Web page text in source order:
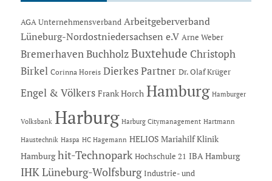
AGA Unternehmensverband Arbeitgeberverband
Lüneburg-Nordostniedersachsen e.V Arne Weber
Bremerhaven Buchholz Buxtehude Christoph
Birkel Corinna Horeis Dierkes Partner Dr. Olaf Krüger
Engel & Völkers Frank Horch Hamburg Hamburger
Volksbank Harburg Harburg Citymanagement Hartmann
Haustechnik Haspa HC Hagemann HELIOS Mariahilf Klinik
Hamburg hit-Technopark Hochschule 21 IBA Hamburg
IHK Lüneburg-Wolfsburg Industrie- und